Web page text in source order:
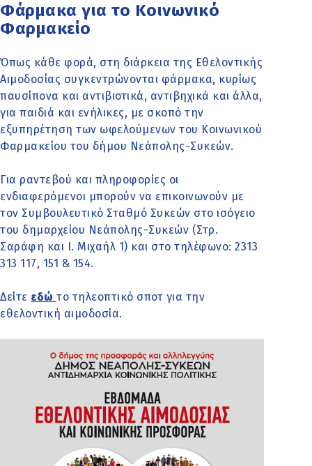
Φάρμακα για το Κοινωνικό
Φαρμακείο
Όπως κάθε φορά, στη διάρκεια της Εθελοντικής
Αιμοδοσίας συγκεντρώνονται φάρμακα, κυρίως
παυσίπονα και αντιβιοτικά, αντιβηχικά και άλλα,
για παιδιά και ενήλικες, με σκοπό την
εξυπηρέτηση των ωφελούμενων του Κοινωνικού
Φαρμακείου του δήμου Νεάπολης-Συκεών.
Για ραντεβού και πληροφορίες οι
ενδιαφερόμενοι μπορούν να επικοινωνούν με
τον Συμβουλευτικό Σταθμό Συκεών στο ισόγειο
του δημαρχείου Νεάπολης-Συκεών (Στρ.
Σαράφη και Ι. Μιχαήλ 1) και στο τηλέφωνο: 2313
313 117, 151 & 154.
Δείτε εδώ το τηλεοπτικό σποτ για την
εθελοντική αιμοδοσία.